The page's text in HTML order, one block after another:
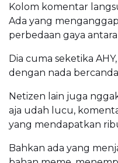
Kolom komentar
Ada yang
perbedaan gaya
Dia cuma seketika
dengan nada
Netizen lain juga
aja udah lucu,
yang mendapatkan
Bahkan ada yang